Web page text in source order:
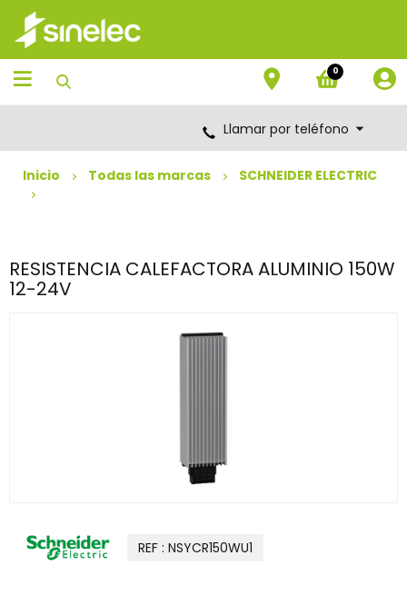
Saltar
contenido
Saltar
menú
de
navegación
0
Llamar por teléfono
Inicio Todas las marcas SCHNEIDER ELECTRIC
RESISTENCIA CALEFACTORA ALUMINIO 150W
12-24V
REF : NSYCR150WU1